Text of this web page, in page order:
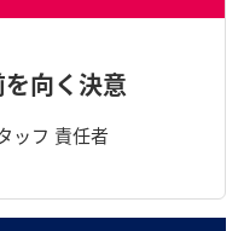
向く決意
ッフ 責任者